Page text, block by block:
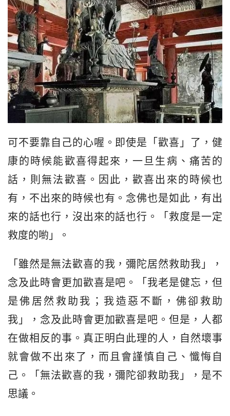
可不要靠自己的心喔。即使是「歡喜」了，健
康的時候能歡喜得起來，一旦生病、痛苦的
話，則無法歡喜。因此，歡喜出來的時候也
有，不出來的時候也有。念佛也是如此，有出
來的話也行，沒出來的話也行。「救度是一定
救度的喲」。
「雖然是無法歡喜的我，彌陀居然救助我」，
念及此時會更加歡喜是吧。「我老是健忘，但
是佛居然救助我；我造惡不斷，佛卻救助
我」，念及此時會更加歡喜是吧。但是，人都
在做相反的事。真正明白此理的人，自然壞事
就會做不出來了，而且會謹慎自己、懺悔自
己。「無法歡喜的我，彌陀卻救助我」，是不
思議。